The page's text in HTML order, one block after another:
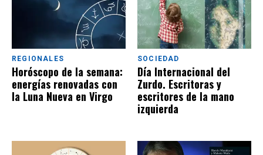
REGIONALES
Horóscopo de la semana:
energías renovadas con
la Luna Nueva en Virgo
SOCIEDAD
Día Internacional del
Zurdo. Escritoras y
escritores de la mano
izquierda